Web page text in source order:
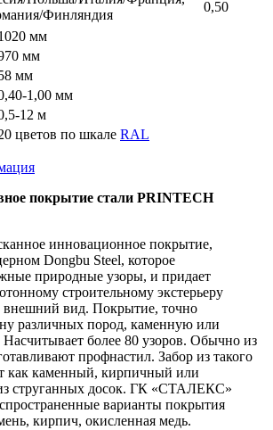
Финляндия
0,50
мм
мм
мм
1,00 мм
12 м
цветов по шкале RAL
покрытие стали PRINTECH
инновационное покрытие,
Dongbu Steel, которое
природные узоры, и придает
строительному экстерьеру
внешний вид. Покрытие, точно
различных пород, каменную или
более 80 узоров. Обычно из
профнастил. Забор из такого
как каменный, кирпичный или
струганных досок. ГК «СТАЛЕКС»
варианты покрытия
кирпич, окисленная медь.